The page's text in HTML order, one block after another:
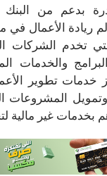
بدعم من
ريادة الأعمال
تخدم الشركات
والخدمات
خدمات تطوير
المشروعات
بخدمات غير مالية